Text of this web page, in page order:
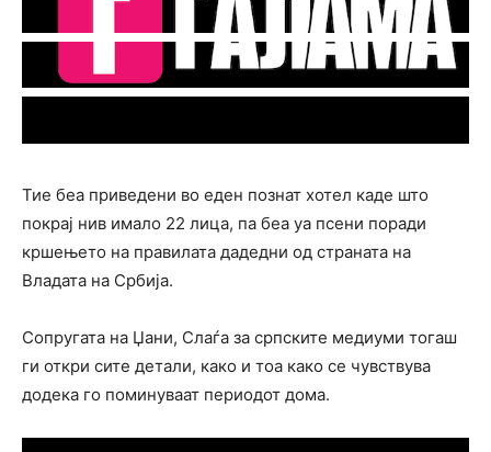
Тие беа приведени во еден познат хотел каде што
покрај нив имало 22 лица, па беа уа псени поради
кршењето на правилата дадедни од страната на
Владата на Србија.
Сопругата на Џани, Слаѓа за српските медиуми тогаш
ги откри сите детали, како и тоа како се чувствува
додека го поминуваат периодот дома.